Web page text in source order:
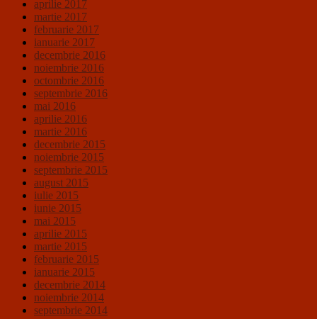
aprilie 2017
martie 2017
februarie 2017
ianuarie 2017
decembrie 2016
noiembrie 2016
octombrie 2016
septembrie 2016
mai 2016
aprilie 2016
martie 2016
decembrie 2015
noiembrie 2015
septembrie 2015
august 2015
iulie 2015
iunie 2015
mai 2015
aprilie 2015
martie 2015
februarie 2015
ianuarie 2015
decembrie 2014
noiembrie 2014
septembrie 2014